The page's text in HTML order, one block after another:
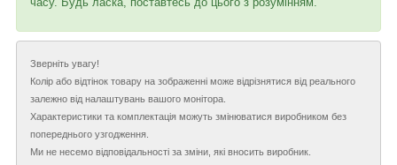
Зверніть увагу!
Колір або відтінок товару на зображенні може відрізнятися від реального
залежно від налаштувань вашого монітора.
Характеристики та комплектація можуть змінюватися виробником без
попереднього узгодження.
Ми не несемо відповідальності за зміни, які вносить виробник.